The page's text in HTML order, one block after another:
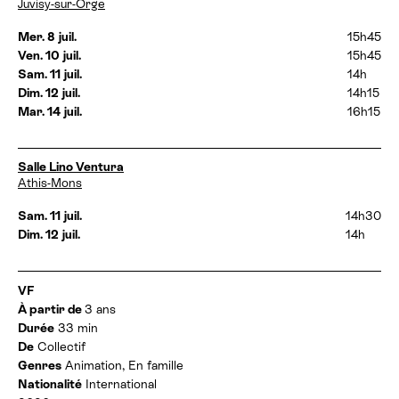
r
i
r
e
s
:
e
s
e
t
h
o
a
i
r
s
:
Juvisy-sur-Orge
Mer. 8 juil.
15h45
Ven. 10 juil.
15h45
Sam. 11 juil.
14h
Dim. 12 juil.
14h15
Mar. 14 juil.
16h15
D
a
e
s
o
r
a
i
r
e
s
Salle Lino Ventura
Athis-Mons
Sam. 11 juil.
14h30
Dim. 12 juil.
14h
I
n
f
o
r
m
a
VF
À partir de3 ans
Durée 33 min
De Collectif
Genres Animation, En famille
Nationalité International